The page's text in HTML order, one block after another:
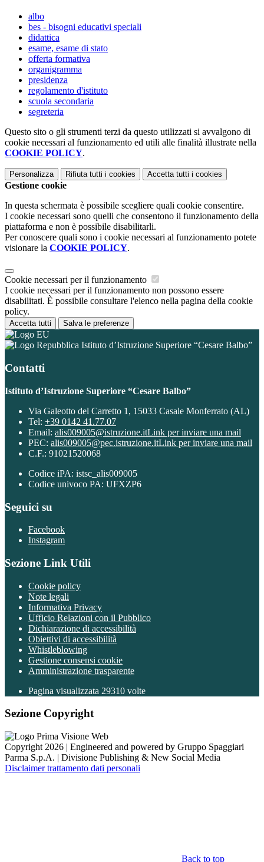
albo
bes - bisogni educativi speciali
didattica
esame, esame di stato
offerta formativa
organigramma
presidenza
regolamento d'istituto
scuola secondaria
segreteria
Questo sito o gli strumenti terzi da questo utilizzati si avvalgono di
cookie necessari al funzionamento ed utili alle finalità illustrate nella
COOKIE POLICY.
Personalizza Rifiuta tutti i cookies Accetta tutti i cookies
Gestione cookie
In questa schermata è possibile scegliere quali cookie consentire.
I cookie necessari sono quelli che consentono il funzionamento della
piattaforma e non è possibile disabilitarli.
Per conoscere quali sono i cookie necessari al funzionamento potete
visionare la COOKIE POLICY.
Cookie necessari per il funzionamento
I cookie necessari per il funzionamento non possono essere
disabilitati. È possibile consultare l'elenco nella pagina della cookie
policy.
Accetta tutti Salva le preferenze
Istituto d’Istruzione Superiore “Cesare Balbo”
Contatti
Istituto d’Istruzione Superiore “Cesare Balbo”
Via Galeotto del Carretto 1, 15033 Casale Monferrato (AL)
Tel: +39 0142 41.77.07
Email: alis009005@istruzione.itLink per inviare una mail
PEC: alis009005@pec.istruzione.itLink per inviare una mail
C.F.: 91021520068
Codice iPA: istsc_alis009005
Codice univoco PA: UFXZP6
Seguici su
Facebook
Instagram
Sezione Link Utili
Cookie policy
Note legali
Informativa Privacy
Ufficio Relazioni con il Pubblico
Dichiarazione di accessibilità
Obiettivi di accessibilità
Whistleblowing
Gestione consensi cookie
Amministrazione trasparente
Pagina visualizzata 29310 volte
Sezione Copyright
Copyright 2026 | Engineered and powered by Gruppo Spaggiari
Parma S.p.A. | Divisione Publishing & New Social Media
Disclaimer trattamento dati personali
Back to top